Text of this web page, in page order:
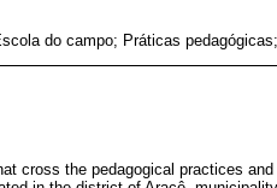
do campo; Práticas
cross the pedagogical practices